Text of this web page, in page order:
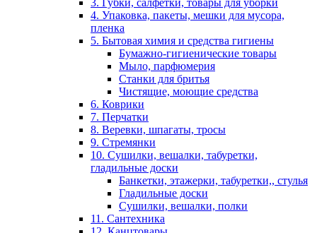
3. Губки, салфетки, товары для уборки
4. Упаковка, пакеты, мешки для мусора,
пленка
5. Бытовая химия и средства гигиены
Бумажно-гигиенические товары
Мыло, парфюмерия
Станки для бритья
Чистящие, моющие средства
6. Коврики
7. Перчатки
8. Веревки, шпагаты, тросы
9. Стремянки
10. Сушилки, вешалки, табуретки,
гладильные доски
Банкетки, этажерки, табуретки,, стулья
Гладильные доски
Сушилки, вешалки, полки
11. Сантехника